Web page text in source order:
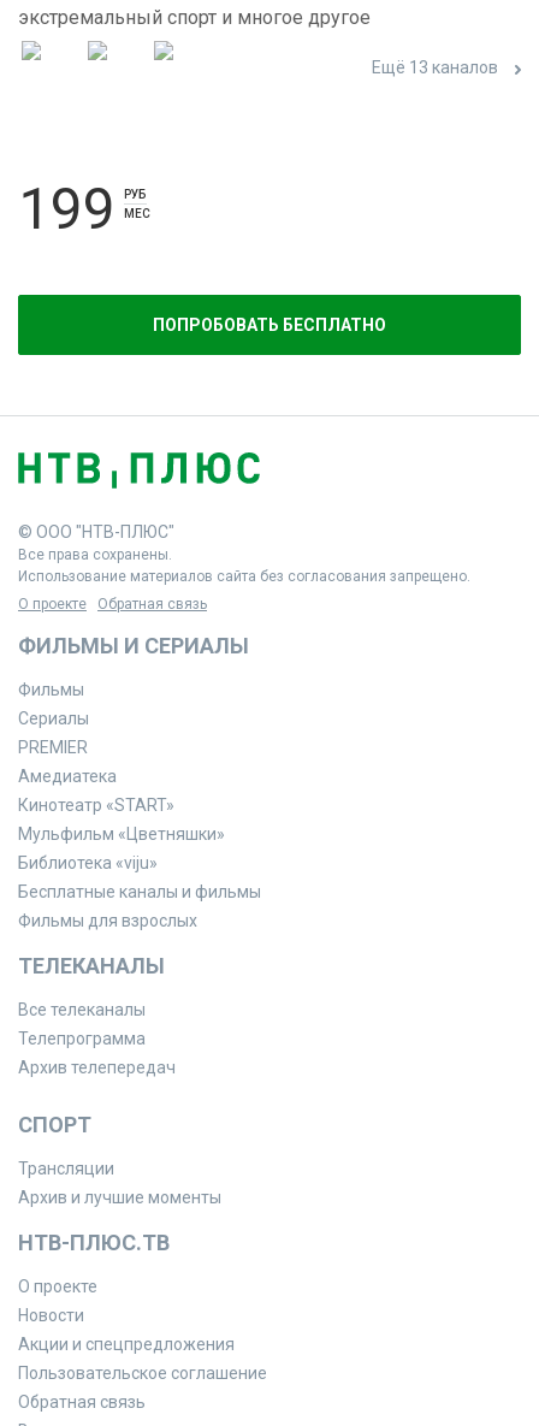
экстремальный спорт и многое другое
Ещё 13 каналов
199
РУБ
МЕС
ПОПРОБОВАТЬ БЕСПЛАТНО
© ООО "НТВ-ПЛЮС"
Все права сохранены.
Использование материалов сайта без согласования запрещено.
О проекте
Обратная связь
ФИЛЬМЫ И СЕРИАЛЫ
Фильмы
Сериалы
PREMIER
Амедиатека
Кинотеатр «START»
Мульфильм «Цветняшки»
Библиотека «viju»
Бесплатные каналы и фильмы
Фильмы для взрослых
ТЕЛЕКАНАЛЫ
Все телеканалы
Телепрограмма
Архив телепередач
СПОРТ
Трансляции
Архив и лучшие моменты
НТВ-ПЛЮС.ТВ
О проекте
Новости
Акции и спецпредложения
Пользовательское соглашение
Обратная связь